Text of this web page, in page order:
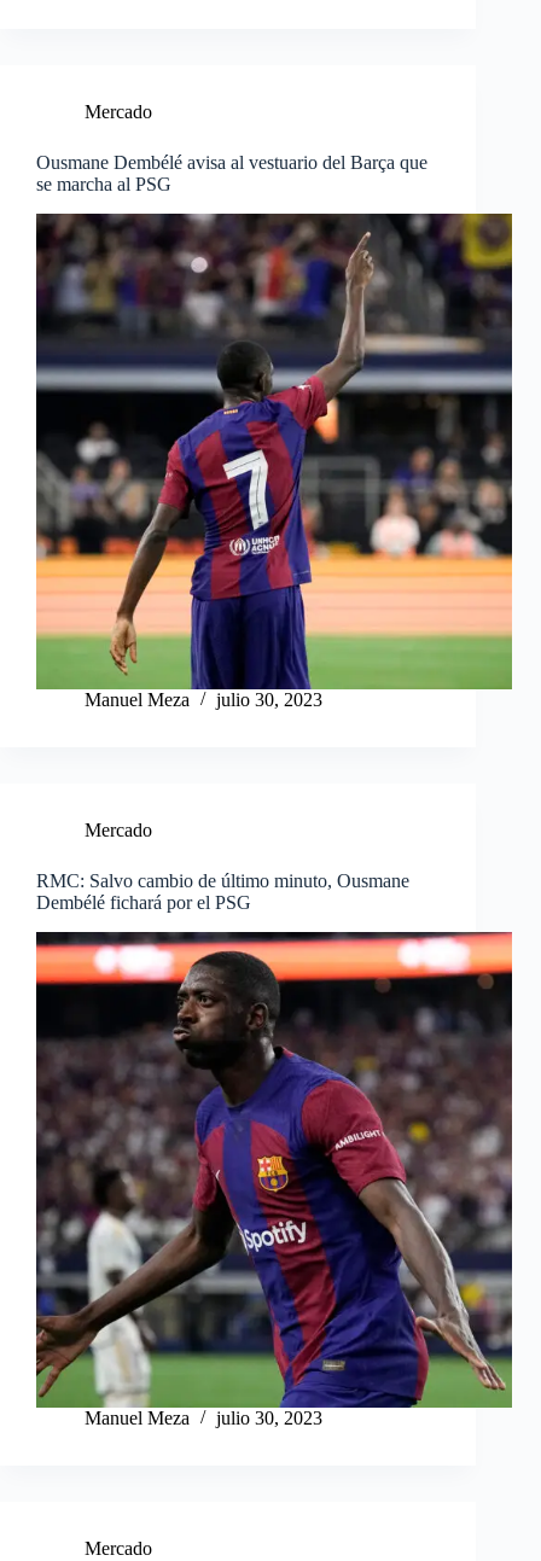
Mercado
Ousmane Dembélé avisa al vestuario del Barça que
se marcha al PSG
Manuel Meza julio 30, 2023
Mercado
RMC: Salvo cambio de último minuto, Ousmane
Dembélé fichará por el PSG
Manuel Meza julio 30, 2023
Mercado